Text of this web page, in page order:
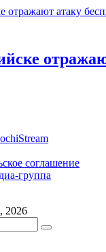
соглашение
группа
2026